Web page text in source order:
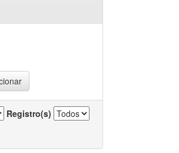
Registro(s)